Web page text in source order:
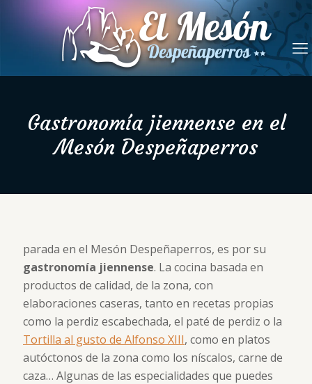
Gastronomía jiennense en el
Mesón Despeñaperros
parada en el Mesón Despeñaperros, es por su
gastronomía jiennense. La cocina basada en
productos de calidad, de la zona, con
elaboraciones caseras, tanto en recetas propias
como la perdiz escabechada, el paté de perdiz o la
Tortilla al gusto de Alfonso XIII, como en platos
autóctonos de la zona como los níscalos, carne de
caza… Algunas de las especialidades que puedes